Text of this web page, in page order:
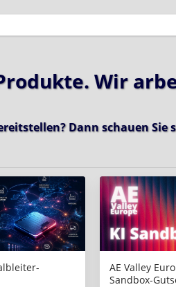
Wir
Dann schauen Sie
AE Valley
Sandbox-